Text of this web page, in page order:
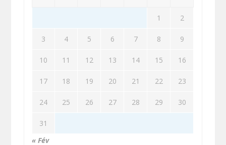
1 2
3 4 5 6 7 8 9
10 11 12 13 14 15 16
17 18 19 20 21 22 23
24 25 26 27 28 29 30
31
« Fév